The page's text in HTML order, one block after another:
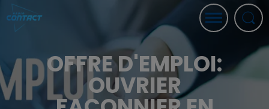
OFFRE D'EMPLOI:
OUVRIER